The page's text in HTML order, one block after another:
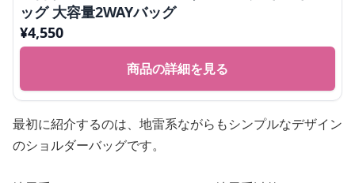
ッグ 大容量2WAYバッグ
¥4,550
商品の詳細を見る
最初に紹介するのは、地雷系ながらもシンプルなデザイン
のショルダーバッグです。